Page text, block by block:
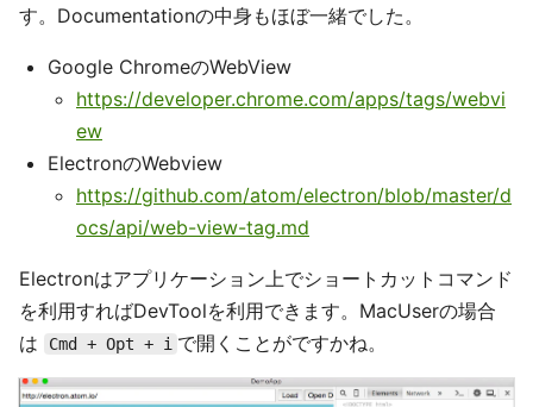
す。Documentationの中身もほぼ一緒でした。
Google ChromeのWebView
https://developer.chrome.com/apps/tags/webvi
ew
ElectronのWebview
https://github.com/atom/electron/blob/master/d
ocs/api/web-view-tag.md
Electronはアプリケーション上でショートカットコマンド
を利用すればDevToolを利用できます。MacUserの場合
は
Cmd + Opt + i で開くことがですかね。